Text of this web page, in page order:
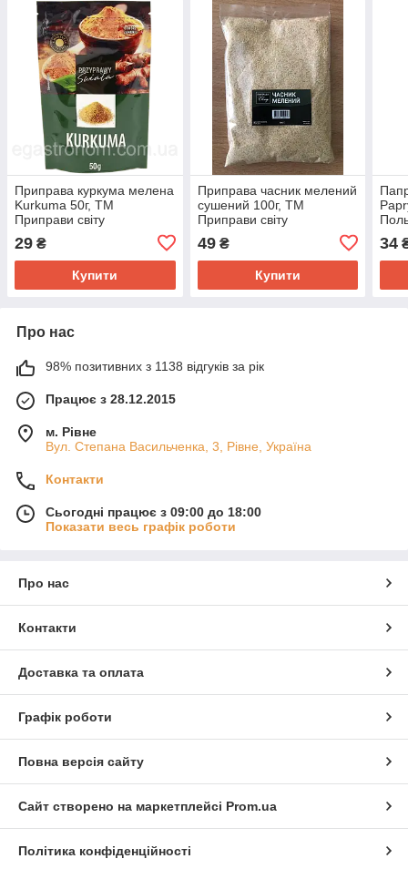
Приправа куркума мелена
Kurkuma 50г, ТМ
Приправи світу
29 ₴
Купити
Приправа часник мелений
сушений 100г, ТМ
Приправи світу
49₴
Купити
34
Про нас
98% позитивних з 1138 відгуків за рік
Працює з 28.12.2015
м. Рівне
Вул. Степана Васильченка, 3, Рівне, Україна
Контакти
Сьогодні працює з 09:00 до 18:00
Показати весь графік роботи
Про нас
Контакти
Доставка та оплата
Графік роботи
Повна версія сайту
Сайт створено на маркетплейсі Prom.ua
Політика конфіденційності